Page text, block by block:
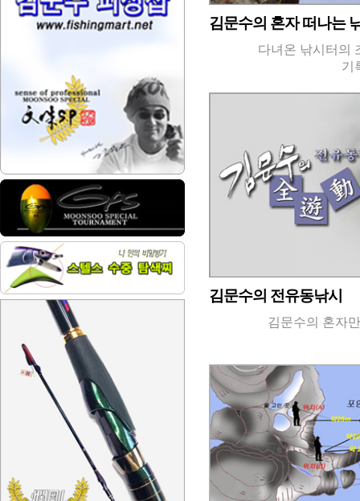
김문수의 혼자 떠나는
다녀온 낚시터의
기
김문수의 전유동낚시
김문수의 혼자